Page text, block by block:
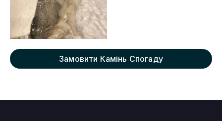
Замовити Камінь Спогаду